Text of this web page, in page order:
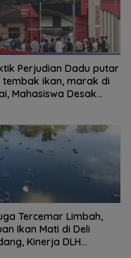
Perjudian Dadu putar
tembak ikan, marak di
Mahasiswa Desak
Tercemar Limbah,
Ikan Mati di Deli
Kinerja DLH